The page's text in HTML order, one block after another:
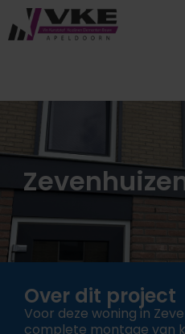
Over dit project
Voor deze woning in
complete montage van